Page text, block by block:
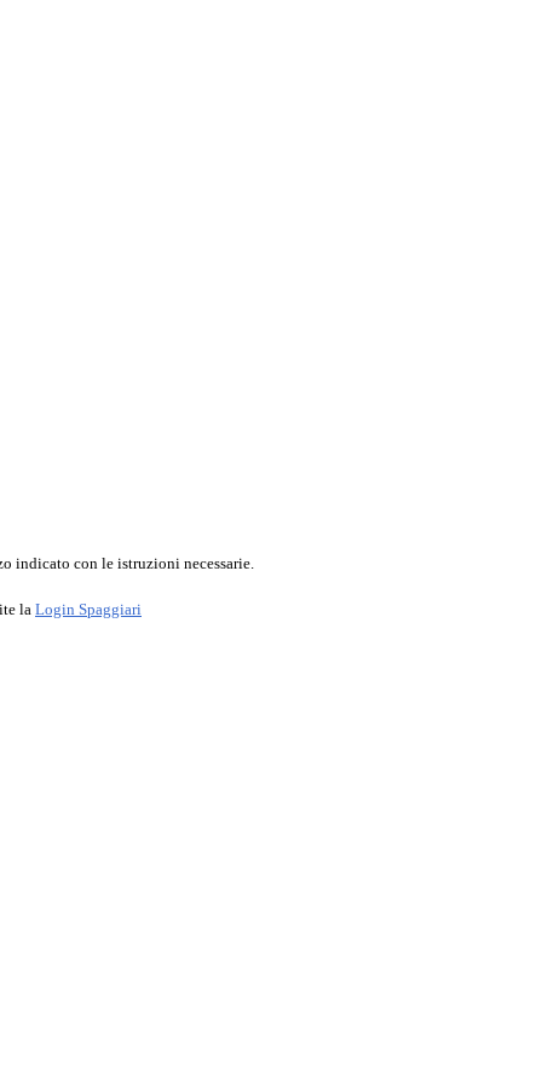
indicato con le istruzioni necessarie.
la Login Spaggiari